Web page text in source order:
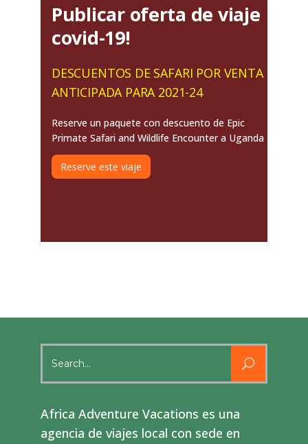
Publicar oferta de viaje
covid-19!
DESCUENTOS DE SAFARI POR VENTA
ANTICIPADA PARA 2021-24
Reserve un paquete con descuento de Epic
Primate Safari and Wildlife Encounter a Uganda
Reserve este viaje
for:
Africa Adventure Vacations es una
agencia de viajes local con sede en